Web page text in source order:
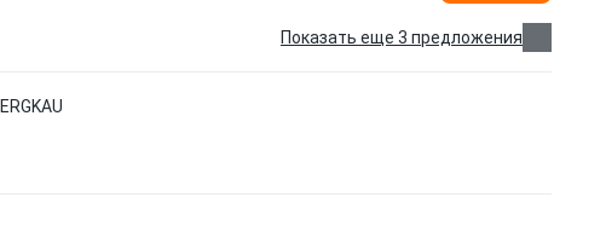
Показать еще 3 предложения